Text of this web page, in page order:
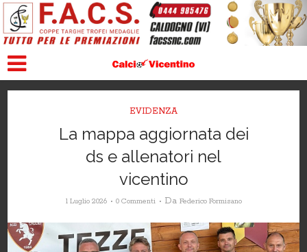
EVIDENZA
La mappa aggiornata dei
ds e allenatori nel
vicentino
1 Luglio 2026 0 Commenti Da Federico Formisano